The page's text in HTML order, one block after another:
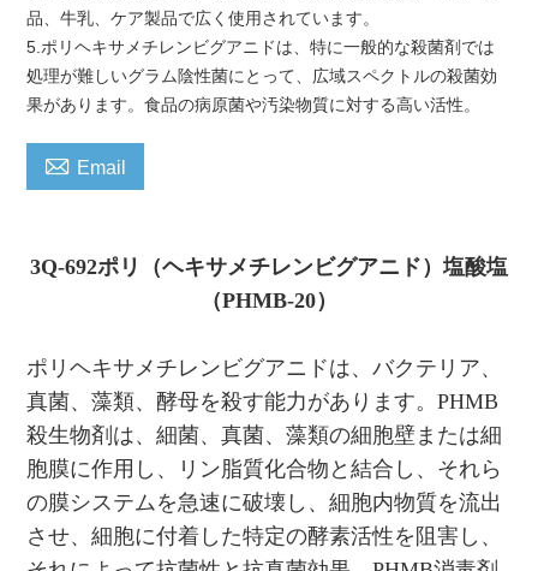
品、牛乳、ケア製品で広く使用されています。
5.ポリヘキサメチレンビグアニドは、特に一般的な殺菌剤では
処理が難しいグラム陰性菌にとって、広域スペクトルの殺菌効
果があります。食品の病原菌や汚染物質に対する高い活性。
 Email
3Q-692ポリ（ヘキサメチレンビグアニド）塩酸塩
（PHMB-20）
ポリヘキサメチレンビグアニドは、バクテリア、
真菌、藻類、酵母を殺す能力があります。PHMB
殺生物剤は、細菌、真菌、藻類の細胞壁または細
胞膜に作用し、リン脂質化合物と結合し、それら
の膜システムを急速に破壊し、細胞内物質を流出
させ、細胞に付着した特定の酵素活性を阻害し、